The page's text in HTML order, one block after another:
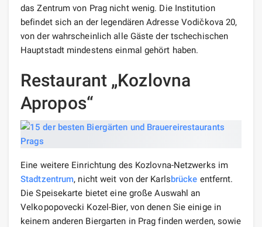
das Zentrum von Prag nicht wenig. Die Institution
befindet sich an der legendären Adresse Vodičkova 20,
von der wahrscheinlich alle Gäste der tschechischen
Hauptstadt mindestens einmal gehört haben.
Restaurant „Kozlovna
Apropos“
Eine weitere Einrichtung des Kozlovna-Netzwerks im
Stadtzentrum, nicht weit von der Karlsbrücke entfernt.
Die Speisekarte bietet eine große Auswahl an
Velkopopovecki Kozel-Bier, von denen Sie einige in
keinem anderen Biergarten in Prag finden werden, sowie